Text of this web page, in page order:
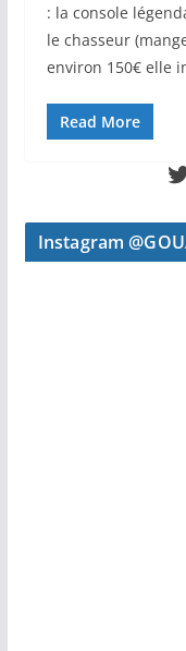
: la console
le chasseur
environ 150€ elle
Read More
Twitter
Instagram